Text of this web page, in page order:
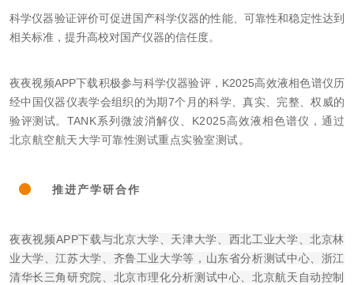
科学仪器验证评价可促进国产科学仪器的性能、可靠性和稳定性达到
相关标准，提升高校对国产仪器的信任度。
夜夜视频APP下载积极参与科学仪器验评，K2025高效液相色谱仪历
经中国仪器仪表学会组织的为期7个月的科学、真实、完整、权威的
验评测试。 TANK系列 微波消解仪
、K2025高效液相色谱仪，通过
北京航空航天大学可靠性测试重点实验室测试。
推进产学研合作
夜夜视频APP下载与北京大学、天津大学、西北工业大学、北京林
业大学、江苏大学、齐鲁工业大学等，山东省分析测试中心、浙江
清华长三角研究院、北京市理化分析测试中心、北京航天自动控制